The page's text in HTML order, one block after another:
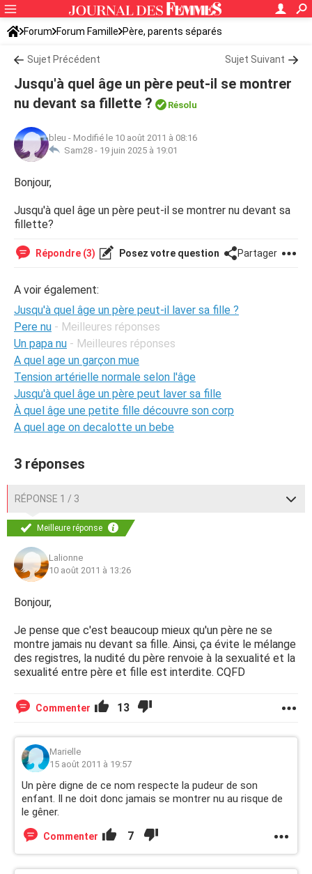
Forum Forum Famille Père, parents séparés
Sujet Précédent Sujet Suivant
Jusqu'à quel âge un père peut-il se montrer
nu devant sa fillette ?
Résolu
bleu - Modifié le 10 août 2011 à 08:16
Sam28 - 19 juin 2025 à 19:01
Bonjour,
Jusqu'à quel âge un père peut-il se montrer nu devant sa
fillette?
Répondre (3) Posez votre question Partager
A voir également:
Jusqu'à quel âge un père peut-il laver sa fille ?
Pere nu - Meilleures réponses
Un papa nu - Meilleures réponses
A quel age un garçon mue
Tension artérielle normale selon l'âge
Jusqu'à quel âge un père peut laver sa fille
À quel âge une petite fille découvre son corp
A quel age on decalotte un bebe
3 réponses
RÉPONSE 1 / 3
Meilleure réponse
Lalionne
10 août 2011 à 13:26
Bonjour,
Je pense que c'est beaucoup mieux qu'un père ne se
montre jamais nu devant sa fille. Ainsi, ça évite le mélange
des registres, la nudité du père renvoie à la sexualité et la
sexualité entre père et fille est interdite. CQFD
Commenter 13
Marielle
15 août 2011 à 19:57
Un père digne de ce nom respecte la pudeur de son
enfant. Il ne doit donc jamais se montrer nu au risque de
le gêner.
Commenter 7